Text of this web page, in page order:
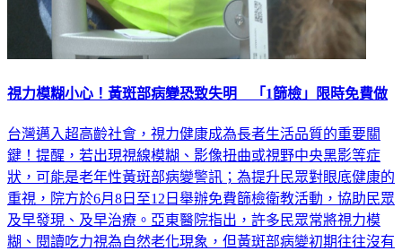
視力模糊小心！黃斑部病變恐致失明 「1篩檢」限時免費做
台灣邁入超高齡社會，視力健康成為長者生活品質的重要關
鍵！提醒，若出現視線模糊、影像扭曲或視野中央黑影等症
狀，可能是老年性黃斑部病變警訊；為提升民眾對眼底健康的
重視，院方於6月8日至12日舉辦免費篩檢衛教活動，協助民眾
及早發現、及早治療。亞東醫院指出，許多民眾常將視力模
糊、閱讀吃力視為自然老化現象，但黃斑部病變初期往往沒有